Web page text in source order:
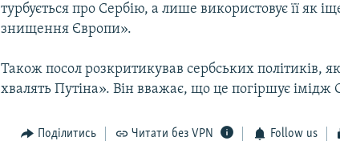
турбується про Сербію, а лише використовує її як
знищення Європи».
Також посол розкритикував сербських політиків,
хвалять Путіна». Він вважає, що це погіршує імідж
Поділитись Читати без VPN Follow us